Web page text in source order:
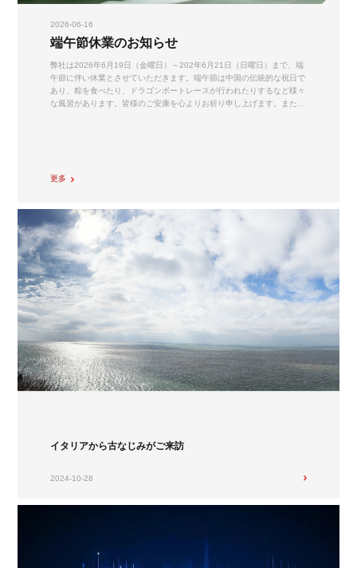
2026-06-16
端午節休業のお知らせ
弊社は2026年6月19日（金曜日）～202年6月21日（日曜日）まで、端
午節に伴い休業とさせていただきます。端午節は中国の伝統的な祝日で
あり、粽を食べたり、ドラゴンボートレースが行われたりするなど様々
な風習があります。皆様のご安康を心よりお祈り申し上げます。また…
更多
イタリアから古なじみがご来訪
2024-10-28